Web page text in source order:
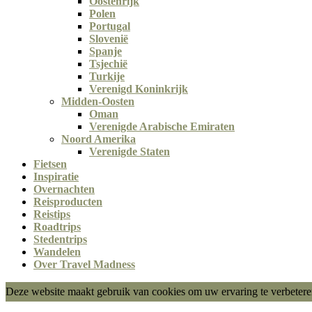
Polen
Portugal
Slovenië
Spanje
Tsjechië
Turkije
Verenigd Koninkrijk
Midden-Oosten
Oman
Verenigde Arabische Emiraten
Noord Amerika
Verenigde Staten
Fietsen
Inspiratie
Overnachten
Reisproducten
Reistips
Roadtrips
Stedentrips
Wandelen
Over Travel Madness
Deze website maakt gebruik van cookies om uw ervaring te